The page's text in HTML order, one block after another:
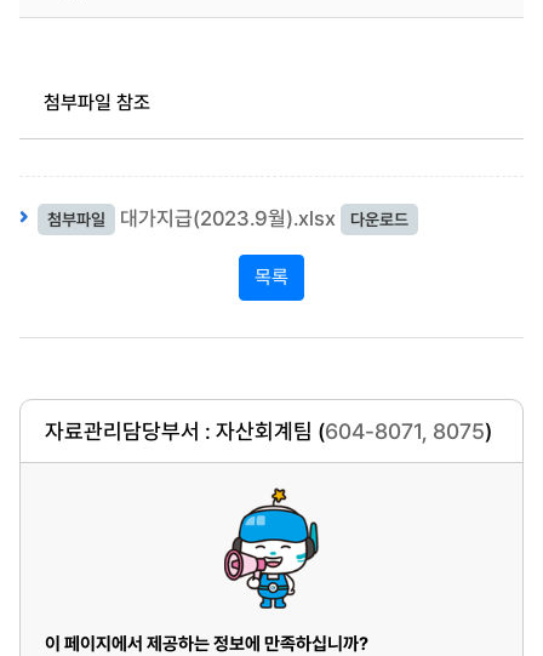
첨부파일 참조
첨부파일 대가지급(2023.9월).xlsx 다운로드
목록
자료관리담당부서 : 자산회계팀 (604-8071, 8075)
이 페이지에서 제공하는 정보에 만족하십니까?